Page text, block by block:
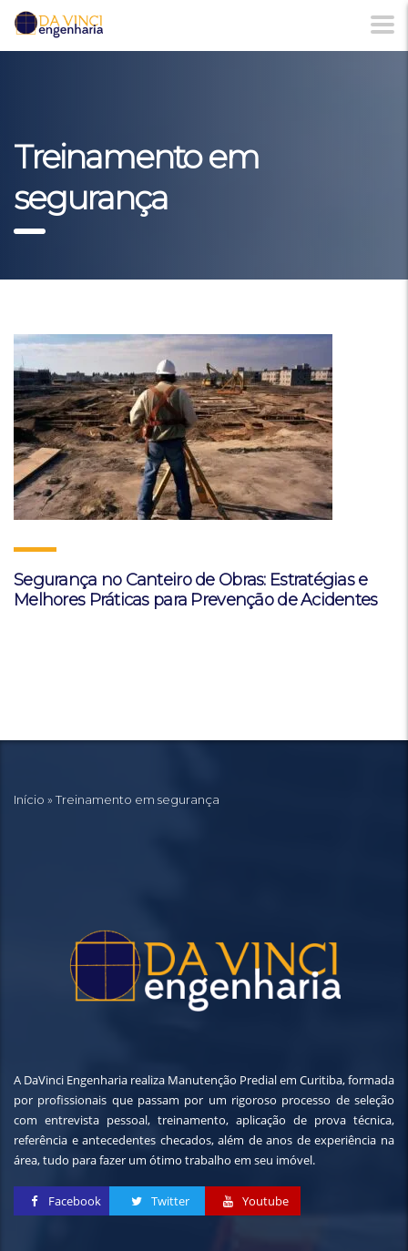
Treinamento em
segurança
Segurança no Canteiro de Obras: Estratégias e
Melhores Práticas para Prevenção de Acidentes
Início » Treinamento em segurança
A DaVinci Engenharia realiza Manutenção Predial em Curitiba, formada
por profissionais que passam por um rigoroso processo de seleção
com entrevista pessoal, treinamento, aplicação de prova técnica,
referência e antecedentes checados, além de anos de experiência na
área, tudo para fazer um ótimo trabalho em seu imóvel.
Facebook Twitter Youtube